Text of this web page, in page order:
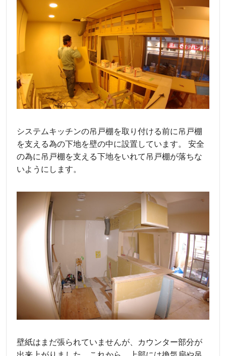
システムキッチンの吊戸棚を取り付ける前に吊戸棚
を支える為の下地を壁の中に設置しています。 安全
の為に吊戸棚を支える下地をいれて吊戸棚が落ちな
いようにします。
壁紙はまだ張られていませんが、カウンター部分が